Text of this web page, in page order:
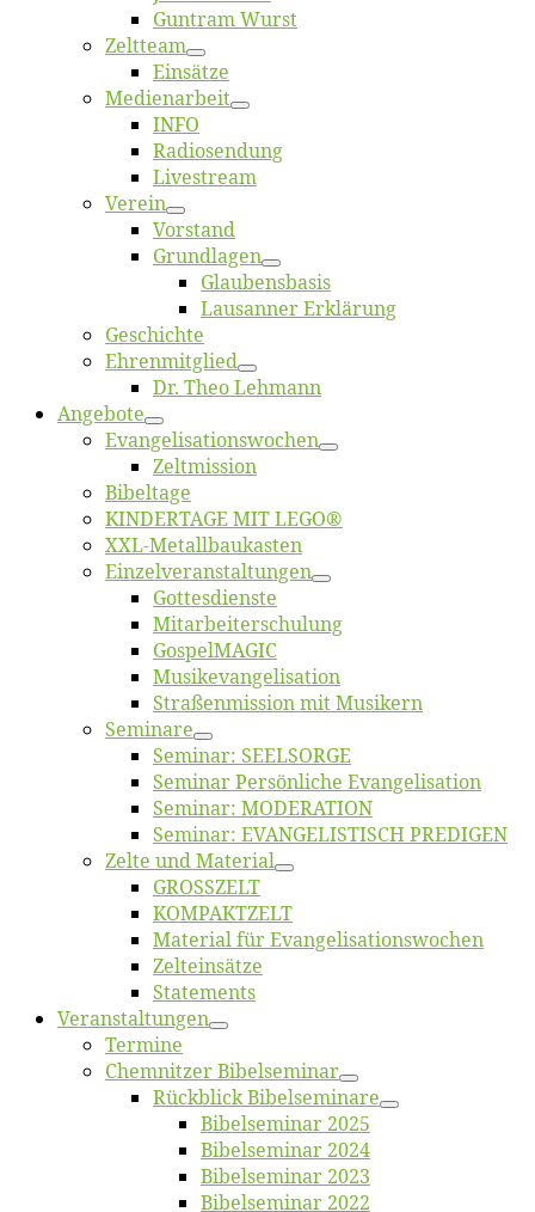
Gun­tram Wurst
Zelt­team
Ein­sät­ze
Me­di­en­ar­beit
INFO
Ra­dio­sen­dung
Live­stream
Ver­ein
Vor­stand
Grund­la­gen
Glaubens­ba­sis
Lausan­ner Erklärung
Ge­schich­te
Eh­ren­mit­glied
Dr. Theo Lehmann
An­ge­bo­te
Evangelisa­tions­wo­chen
Zelt­mis­si­on
Bi­bel­ta­ge
KINDERTAGE MIT LEGO®
XXL-Me­­tal­l­­bau­­kas­­ten
Einzelver­an­stal­tungen
Got­tes­diens­te
Mitarbeiter­schulung
Gos­pel­MA­GIC
Musikevan­ge­li­sa­tion
Straßenmis­sion mit Musikern
Se­mi­na­re
Se­mi­nar: SEELSORGE
Se­mi­nar Per­sön­li­che Evangelisation
Se­mi­nar: MODERATION
Se­mi­nar: EVANGELISTISCH PREDIGEN
Zel­te und Material
GROSSZELT
KOMPAKTZELT
Ma­te­ri­al für Evangelisationswochen
Zelt­ein­sät­ze
State­ments
Ver­an­stal­tun­gen
Ter­mi­ne
Chemnit­zer Bibelseminar
Rück­blick Bibelseminare
Bi­bel­se­mi­nar 2025
Bi­bel­se­mi­nar 2024
Bi­bel­se­mi­nar 2023
Bi­bel­se­mi­nar 2022